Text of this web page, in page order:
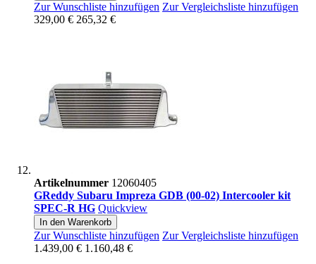
Zur Wunschliste hinzufügen Zur Vergleichsliste hinzufügen
329,00 € 265,32 €
Artikelnummer 12060405
GReddy Subaru Impreza GDB (00-02) Intercooler kit
SPEC-R HG Quickview
In den Warenkorb
Zur Wunschliste hinzufügen Zur Vergleichsliste hinzufügen
1.439,00 € 1.160,48 €